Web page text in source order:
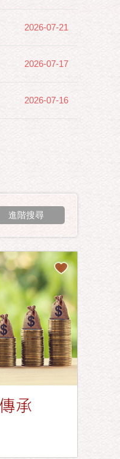
2026-07-21
2026-07-17
2026-07-16
進階搜尋